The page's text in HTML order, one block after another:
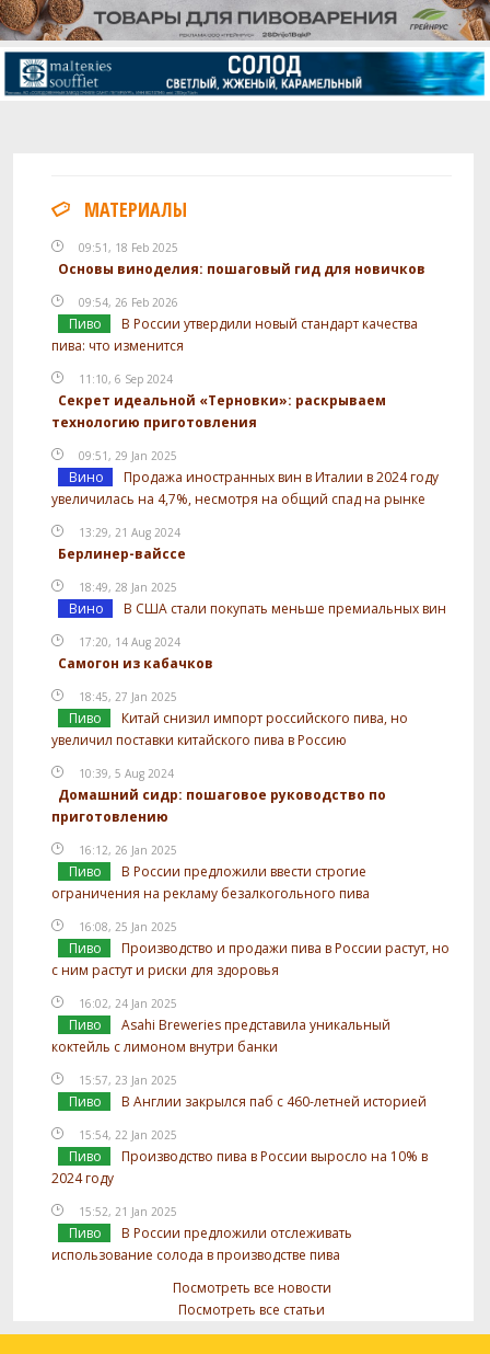
МАТЕРИАЛЫ
09:51, 18 Feb 2025
Основы виноделия: пошаговый гид для новичков
09:54, 26 Feb 2026
Пиво
В России утвердили новый стандарт качества
пива: что изменится
11:10, 6 Sep 2024
Секрет идеальной «Терновки»: раскрываем
технологию приготовления
09:51, 29 Jan 2025
Вино
Продажа иностранных вин в Италии в 2024 году
увеличилась на 4,7%, несмотря на общий спад на рынке
13:29, 21 Aug 2024
Берлинер-вайссе
18:49, 28 Jan 2025
Вино В США стали покупать меньше премиальных вин
17:20, 14 Aug 2024
Самогон из кабачков
18:45, 27 Jan 2025
Пиво
Китай снизил импорт российского пива, но
увеличил поставки китайского пива в Россию
10:39, 5 Aug 2024
Домашний сидр: пошаговое руководство по
приготовлению
16:12, 26 Jan 2025
Пиво
В России предложили ввести строгие
ограничения на рекламу безалкогольного пива
16:08, 25 Jan 2025
Пиво
Производство и продажи пива в России растут, но
с ним растут и риски для здоровья
16:02, 24 Jan 2025
Пиво
Asahi Breweries представила уникальный
коктейль с лимоном внутри банки
15:57, 23 Jan 2025
Пиво В Англии закрылся паб с 460-летней историей
15:54, 22 Jan 2025
Пиво
Производство пива в России выросло на 10% в
2024 году
15:52, 21 Jan 2025
Пиво
В России предложили отслеживать
использование солода в производстве пива
Посмотреть все новости
Посмотреть все статьи